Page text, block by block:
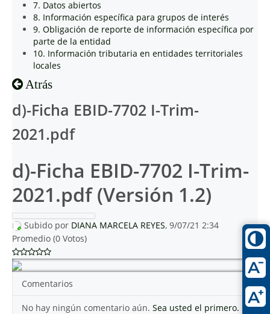
7. Datos abiertos
8. Información específica para grupos de interés
9. Obligación de reporte de información específica por
parte de la entidad
10. Información tributaria en entidades territoriales
locales
Atrás
d)-Ficha EBID-7702 I-Trim-
2021.pdf
d)-Ficha EBID-7702 I-Trim-
2021.pdf (Versión 1.2)
Subido por DIANA MARCELA REYES, 9/07/21 2:34
Promedio (0 Votos)
Comentarios
No hay ningún comentario aún. Sea usted el primero.